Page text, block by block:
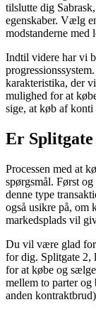
tilslutte dig
egenskaber. Vælg
modstanderne med
Indtil videre har vi
karakteristika, der
mulighed for at
sige, at køb af
Er
Processen med at
spørgsmål. Først
denne type
også usikre på, om
markedsplads vil
Du vil være glad for
for dig. Splitgate 2,
for at købe og
mellem to parter
anden